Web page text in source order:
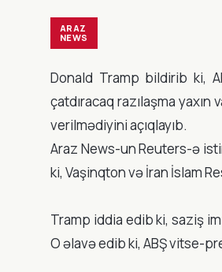
ARAZ
NEWS
Donald Tramp bildirib ki,
çatdıracaq razılaşma
verilmədiyini açıqlayıb.
Araz News-un Reuters-ə
ki, Vaşinqton və İran İslam
Tramp iddia edib ki, saziş
O əlavə edib ki, ABŞ vitse-